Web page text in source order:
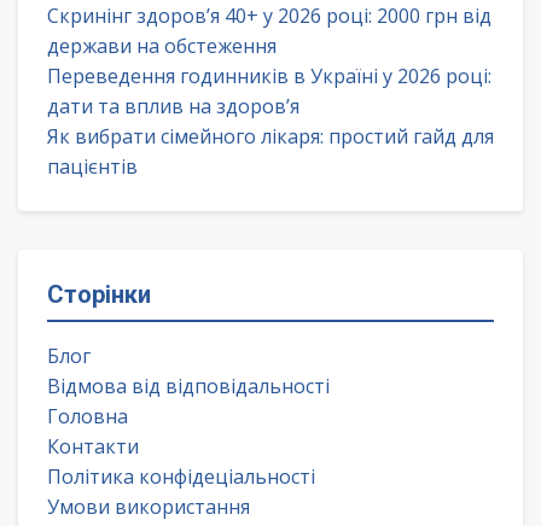
Скринінг здоров’я 40+ у 2026 році: 2000 грн від
держави на обстеження
Переведення годинників в Україні у 2026 році:
дати та вплив на здоров’я
Як вибрати сімейного лікаря: простий гайд для
пацієнтів
Сторінки
Блог
Відмова від відповідальності
Головна
Контакти
Політика конфідеціальності
Умови використання